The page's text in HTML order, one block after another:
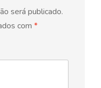
será publicado.
com *